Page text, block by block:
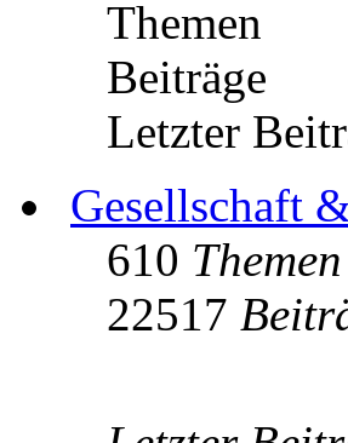
Themen
Beiträge
Letzter
Gesellschaft
610 Themen
22517